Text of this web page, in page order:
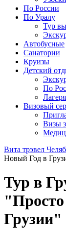
По России
По Уралу
Тур
Автобусные
Санатории
Круизы
Детский
По
Лагеря
Визовый
Визы
Вита трэвел
Новый Год в
Тур в
Грузии"